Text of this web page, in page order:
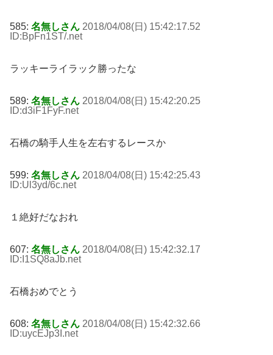
585: 名無しさん 2018/04/08(日) 15:42:17.52
ID:BpFn1ST/.net
ラッキーライラック勝ったな
589: 名無しさん 2018/04/08(日) 15:42:20.25
ID:d3iF1FyF.net
石橋の騎手人生を左右するレースか
599: 名無しさん 2018/04/08(日) 15:42:25.43
ID:Ul3yd/6c.net
１絶好だなおれ
607: 名無しさん 2018/04/08(日) 15:42:32.17
ID:I1SQ8aJb.net
石橋おめでとう
608: 名無しさん 2018/04/08(日) 15:42:32.66
ID:uycEJp3I .net